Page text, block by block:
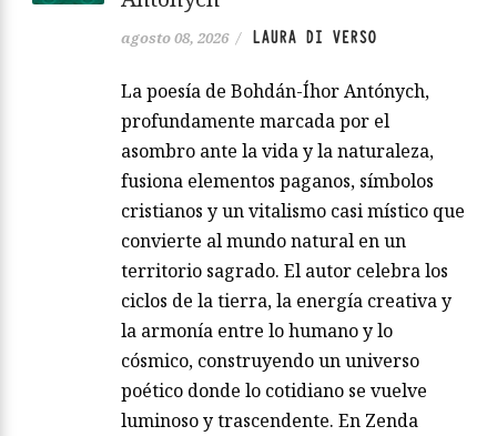
agosto 08, 2026 / LAURA DI VERSO
La poesía de Bohdán-Íhor Antónych,
profundamente marcada por el
asombro ante la vida y la naturaleza,
fusiona elementos paganos, símbolos
cristianos y un vitalismo casi místico que
convierte al mundo natural en un
territorio sagrado. El autor celebra los
ciclos de la tierra, la energía creativa y
la armonía entre lo humano y lo
cósmico, construyendo un universo
poético donde lo cotidiano se vuelve
luminoso y trascendente. En Zenda